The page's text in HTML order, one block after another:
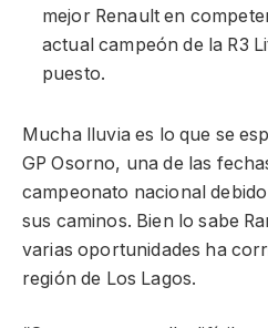
mejor Renault en
actual campeón de la R3
puesto.
Mucha lluvia es lo que se
GP Osorno, una de las
campeonato nacional
sus caminos. Bien lo sabe
varias oportunidades ha
región de Los Lagos.